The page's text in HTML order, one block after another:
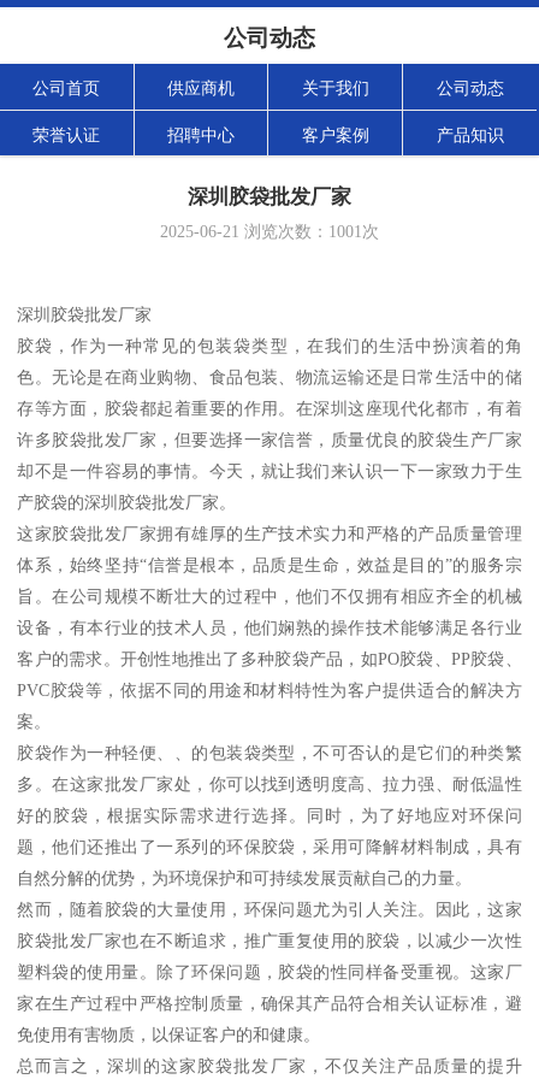
公司动态
公司首页 供应商机 关于我们 公司动态
荣誉认证 招聘中心 客户案例 产品知识
深圳胶袋批发厂家
2025-06-21 浏览次数： 1001次
深圳胶袋批发厂家
胶袋，作为一种常见的包装袋类型，在我们的生活中扮演着的角
色。无论是在商业购物、食品包装、物流运输还是日常生活中的储
存等方面，胶袋都起着重要的作用。在深圳这座现代化都市，有着
许多胶袋批发厂家，但要选择一家信誉，质量优良的胶袋生产厂家
却不是一件容易的事情。今天，就让我们来认识一下一家致力于生
产胶袋的深圳胶袋批发厂家。
这家胶袋批发厂家拥有雄厚的生产技术实力和严格的产品质量管理
体系，始终坚持“信誉是根本，品质是生命，效益是目的”的服务宗
旨。在公司规模不断壮大的过程中，他们不仅拥有相应齐全的机械
设备，有本行业的技术人员，他们娴熟的操作技术能够满足各行业
客户的需求。开创性地推出了多种胶袋产品，如PO胶袋、PP胶袋、
PVC胶袋等，依据不同的用途和材料特性为客户提供适合的解决方
案。
胶袋作为一种轻便、、的包装袋类型，不可否认的是它们的种类繁
多。在这家批发厂家处，你可以找到透明度高、拉力强、耐低温性
好的胶袋，根据实际需求进行选择。同时，为了好地应对环保问
题，他们还推出了一系列的环保胶袋，采用可降解材料制成，具有
自然分解的优势，为环境保护和可持续发展贡献自己的力量。
然而，随着胶袋的大量使用，环保问题尤为引人关注。因此，这家
胶袋批发厂家也在不断追求，推广重复使用的胶袋，以减少一次性
塑料袋的使用量。除了环保问题，胶袋的性同样备受重视。这家厂
家在生产过程中严格控制质量，确保其产品符合相关认证标准，避
免使用有害物质，以保证客户的和健康。
总而言之，深圳的这家胶袋批发厂家，不仅关注产品质量的提升